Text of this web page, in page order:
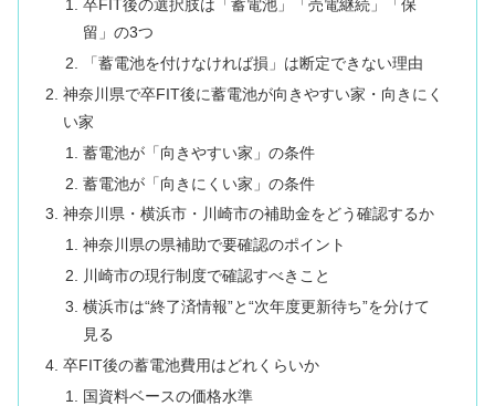
卒FIT後の選択肢は「蓄電池」「売電継続」「保
留」の3つ
「蓄電池を付けなければ損」は断定できない理由
神奈川県で卒FIT後に蓄電池が向きやすい家・向きにく
い家
蓄電池が「向きやすい家」の条件
蓄電池が「向きにくい家」の条件
神奈川県・横浜市・川崎市の補助金をどう確認するか
神奈川県の県補助で要確認のポイント
川崎市の現行制度で確認すべきこと
横浜市は“終了済情報”と“次年度更新待ち”を分けて
見る
卒FIT後の蓄電池費用はどれくらいか
国資料ベースの価格水準